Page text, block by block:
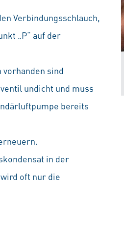
Verbindungsschlauch,
„P“ auf der
vorhanden sind
undicht und muss
bereits
in der
oft nur die